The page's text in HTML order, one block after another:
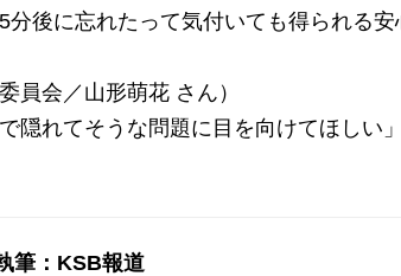
5分後に忘れたって気付いても得られる安
員会／山形萌花 さん）
隠れてそうな問題に目を向けてほしい」
筆：KSB報道